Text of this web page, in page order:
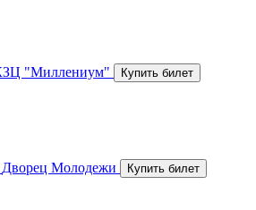
"Миллениум"
Дворец Молодежи